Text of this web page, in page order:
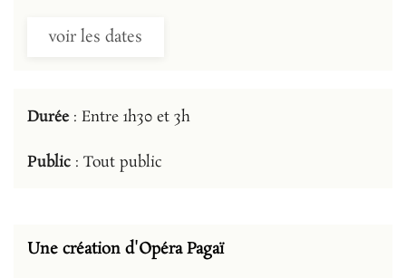
voir les dates
Durée: Entre 1h30 et 3h
Public : Tout public
Une création d'Opéra Pagaï